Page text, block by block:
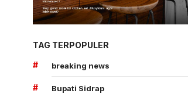
TAG TERPOPULER
#
breaking news
# Bupati Sidrap